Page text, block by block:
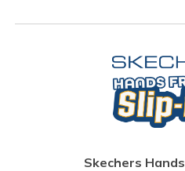
Skechers